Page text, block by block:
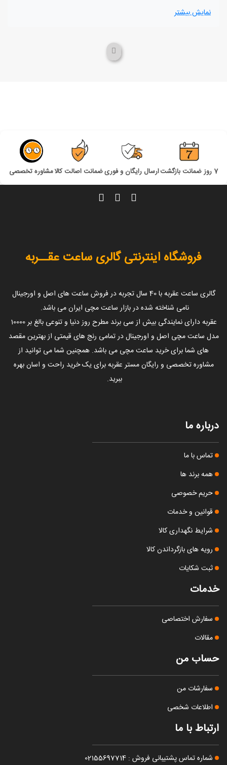
نمایش بیشتر
7 روز ضمانت بازگشت ارسال رایگان و فوریضمانت اصالت کالامشاوره تخصصی
فروشگاه اینترنتی گالری ساعت عقــربه
گالری ساعت عقربه با 40 سال تجربه در فروش ساعت های اصل و اورجینال
نامی شناخته شده در بازار ساعت مچی ایران می باشد.
عقربه دارای نمایندگی بیش از سی برند مطرح روز دنیا و تنوعی بالغ بر 10000
مدل ساعت مچی اصل و اورجینال در تمامی رنج های قیمتی از بهترین مقصد
های شما برای خرید ساعت مچی می باشد. همچنین شما می توانید از
مشاوره تخصصی و رایگان مستر عقربه برای یک خرید راحت و اسان بهره
ببرید.
درباره ما
تماس با ما
همه برند ها
حریم خصوصی
قوانین و خدمات
شرایط نگهداری کالا
رویه های بازگرداندن کالا
ثبت شکایات
خدمات
سفارش اختصاصی
مقالات
حساب من
سفارشات من
اطلاعات شخصی
ارتباط با ما
شماره تماس پشتیبانی فروش : 02155697714